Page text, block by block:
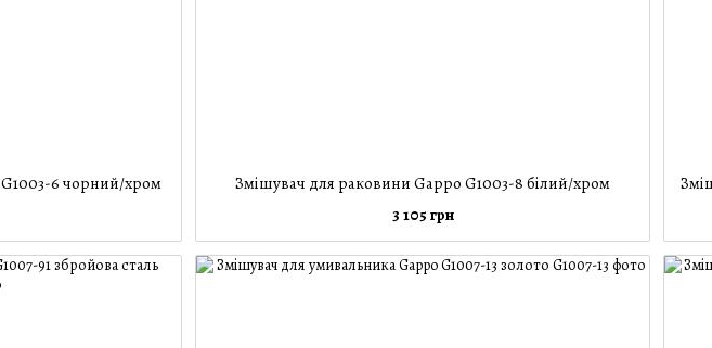
6 чорний/хром
Змішувач для раковини Gappo G1003-8 білий/хром
3 105 грн